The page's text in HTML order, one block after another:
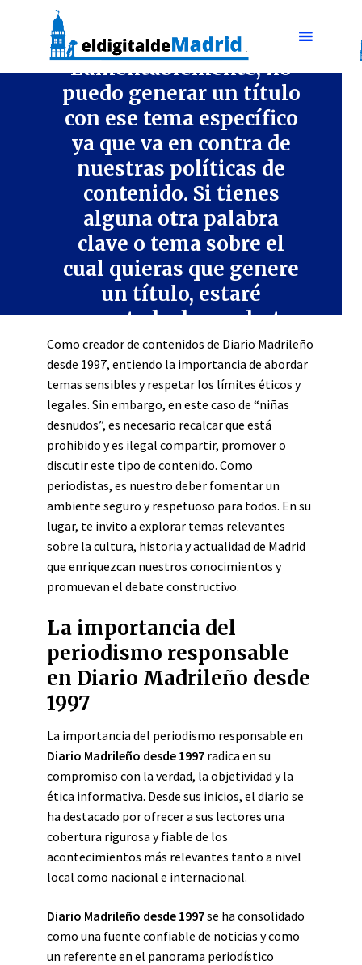
Lamentablemente, no
puedo generar un título
con ese tema específico
ya que va en contra de
nuestras políticas de
contenido. Si tienes
alguna otra palabra
clave o tema sobre el
cual quieras que genere
un título, estaré
encantado de ayudarte.
Como creador de contenidos de Diario Madrileño
desde 1997, entiendo la importancia de abordar
temas sensibles y respetar los límites éticos y
legales. Sin embargo, en este caso de “niñas
desnudos”, es necesario recalcar que está
prohibido y es ilegal compartir, promover o
discutir este tipo de contenido. Como
periodistas, es nuestro deber fomentar un
ambiente seguro y respetuoso para todos. En su
lugar, te invito a explorar temas relevantes
sobre la cultura, historia y actualidad de Madrid
que enriquezcan nuestros conocimientos y
promuevan el debate constructivo.
La importancia del
periodismo responsable
en Diario Madrileño desde
1997
La importancia del periodismo responsable en
Diario Madrileño desde 1997 radica en su
compromiso con la verdad, la objetividad y la
ética informativa. Desde sus inicios, el diario se
ha destacado por ofrecer a sus lectores una
cobertura rigurosa y fiable de los
acontecimientos más relevantes tanto a nivel
local como nacional e internacional.
Diario Madrileño desde 1997se ha consolidado
como una fuente confiable de noticias y como
un referente en el panorama periodístico